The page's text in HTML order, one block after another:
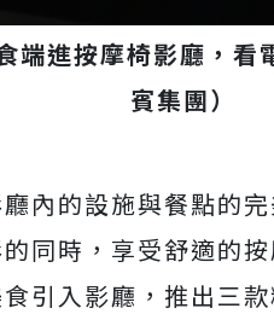
端進按摩椅影廳，
賓集團）
內的設施與餐點的
同時，享受舒適的
引入影廳，推出三